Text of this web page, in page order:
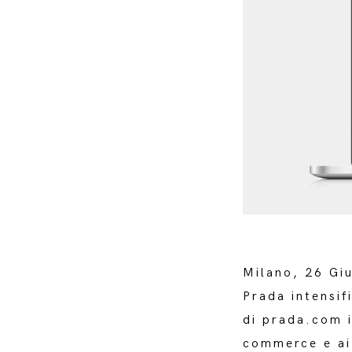
Milano, 26
Prada
di prada.com
commerce e